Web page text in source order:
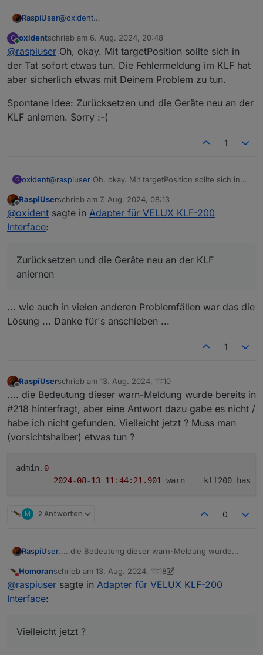
RaspiUser@oxident
meine Objekte ...
Ich bin / war der Meining, dass mit "targetPosition"
das Fenster bewegt wird ... da tut sich aber nix.
EDIT: ... ich werde erstmal die Doku. durchlesen
Dieser Fehler kam als ich auf "Identfizieren" geklickt
O
Online
oxidentschrieb am 6. Aug. 2024, 20:48
zuletzt editiert von
@raspiuser Oh, okay. Mit targetPosition sollte sich in
der Tat sofort etwas tun. Die Fehlermeldung im KLF hat
aber sicherlich etwas mit Deinem Problem zu tun.
Spontane Idee: Zurücksetzen und die Geräte neu an der
KLF anlernen. Sorry :-(
1
O oxident@raspiuser Oh, okay. Mit targetPosition sollte sich in
aber sicherlich etwas mit Deinem Problem zu tun.
Spontane Idee: Zurücksetzen und die Geräte neu an
der KLF anlernen. Sorry :-(
Offline
RaspiUserschrieb am 7. Aug. 2024, 08:13
zuletzt editiert von
@oxident sagte in Adapter für VELUX KLF-200
Interface:
Zurücksetzen und die Geräte neu an der KLF
anlernen
... wie auch in vielen anderen Problemfällen war das die
Lösung ... Danke für's anschieben ...
1
Offline
RaspiUserschrieb am 13. Aug. 2024, 11:10
zuletzt editiert von
.... die Bedeutung dieser warn-Meldung wurde bereits in
#218 hinterfragt, aber eine Antwort dazu gabe es nicht /
habe ich nicht gefunden. Vielleicht jetzt ? Muss man
(vorsichtshalber) etwas tun ?
admin. 0
2024-08-13 11 :44: 21.901
warn	klf200
M 2 Antworten 0
RaspiUser.... die Bedeutung dieser warn-Meldung wurde
gabe es nicht / habe ich nicht gefunden. Vielleicht
jetzt ? Muss man (vorsichtshalber) etwas tun ?
admin.0
Nicht stören
Homoranschrieb am 13. Aug. 2024, 11:18
zuletzt editiert von Homoran
@raspiuser sagte in Adapter für VELUX KLF-200
Interface:
Vielleicht jetzt ?